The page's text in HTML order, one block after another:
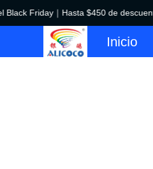
Friday｜Hasta $450 de descuento!
Inicio